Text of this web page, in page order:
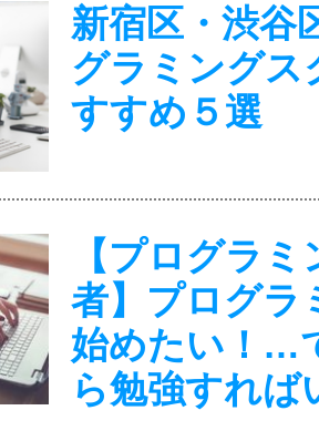
新宿区・渋谷
グラミングス
すすめ５選
【プログラ
者】プログラ
始めたい！…
ら勉強すれば